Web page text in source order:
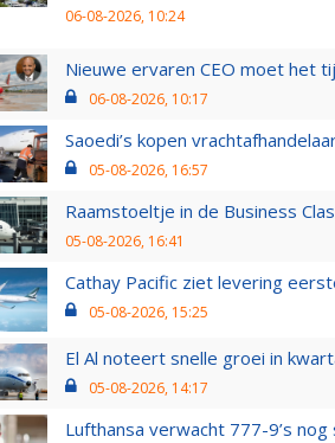
06-08-2026, 10:24
Nieuwe ervaren CEO moet het
06-08-2026, 10:17
Saoedi’s kopen
05-08-2026, 16:57
Raamstoeltje in de Business
05-08-2026, 16:41
Cathay Pacific ziet levering
05-08-2026, 15:25
El Al noteert snelle groei in
05-08-2026, 14:17
Lufthansa verwacht 777-9’s